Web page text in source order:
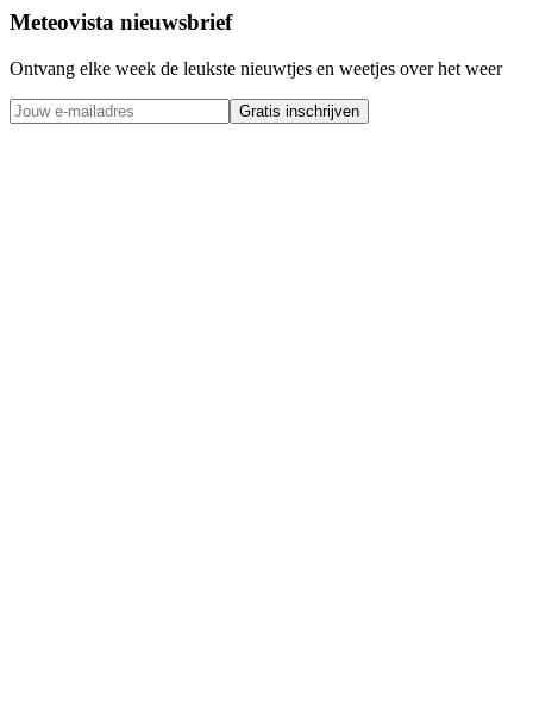
Meteovista nieuwsbrief
Ontvang elke week de leukste nieuwtjes en weetjes over het weer
Gratis inschrijven